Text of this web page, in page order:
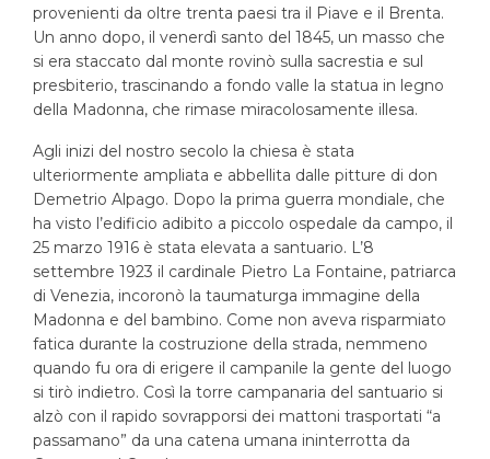
provenienti da oltre trenta paesi tra il Piave e il Brenta.
Un anno dopo, il venerdì santo del 1845, un masso che
si era staccato dal monte rovinò sulla sacrestia e sul
presbiterio, trascinando a fondo valle la statua in legno
della Madonna, che rimase miracolosamente illesa.
Agli inizi del nostro secolo la chiesa è stata
ulteriormente ampliata e abbellita dalle pitture di don
Demetrio Alpago. Dopo la prima guerra mondiale, che
ha visto l’edificio adibito a piccolo ospedale da campo, il
25 marzo 1916 è stata elevata a santuario. L’8
settembre 1923 il cardinale Pietro La Fontaine, patriarca
di Venezia, incoronò la taumaturga immagine della
Madonna e del bambino. Come non aveva risparmiato
fatica durante la costruzione della strada, nemmeno
quando fu ora di erigere il campanile la gente del luogo
si tirò indietro. Così la torre campanaria del santuario si
alzò con il rapido sovrapporsi dei mattoni trasportati “a
passamano” da una catena umana ininterrotta da